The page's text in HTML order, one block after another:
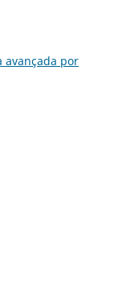
avançada por